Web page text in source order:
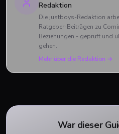
Redaktion
Die justboys-Redaktion
Ratgeber-Beiträgen zu
Beziehungen - geprüft und
gehen.
Mehr über die Redaktion →
War dieser